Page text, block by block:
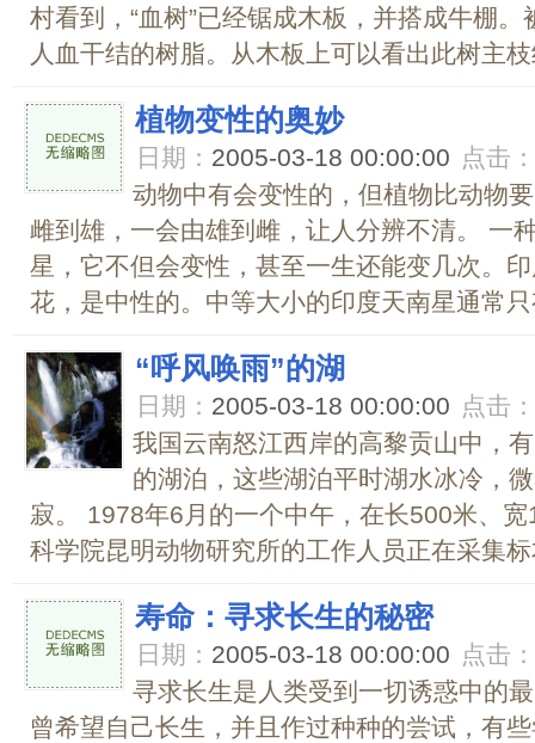
村看到，“血树”已经锯成木板，并搭成牛棚
人血干结的树脂。从木板上可以看出此树主
植物变性的奥妙
日期： 2005-03-18 00:00:00 点击：
动物中有会变性的，但植物比动物
雌到雄，一会由雄到雌，让人分辨不清。 一
星，它不但会变性，甚至一生还能变几次。
花，是中性的。中等大小的印度天南星通常
“呼风唤雨”的湖
日期： 2005-03-18 00:00:00 点击：
我国云南怒江西岸的高黎贡山中，
的湖泊，这些湖泊平时湖水冰冷，
寂。 1978年6月的一个中午，在长500米、
科学院昆明动物研究所的工作人员正在采集
寿命：寻求长生的秘密
日期： 2005-03-18 00:00:00 点击：
寻求长生是人类受到一切诱惑中的
曾希望自己长生，并且作过种种的尝试，有